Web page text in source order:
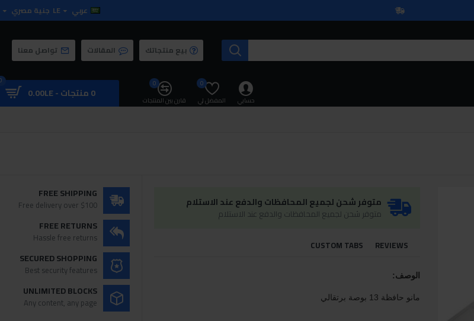
عربي LE جنية مصري
بيع منتجاتك المقالات تواصل معنا
حسابي المفضل لي
0
قارن بين المنتجات
0
0 منتجات - 0.00LE
متوفر شحن لجميع المحافظات والدفع عند الاستلام
متوفر شحن لجميع المحافظات والدفع عند الاستلام
REVIEWS
CUSTOM TABS
الوصف:
مانو حافظة 13 بوصة برتقالي
FREE SHIPPING
Free delivery over $100
FREE RETURNS
Hassle free returns
SECURED SHOPPING
Best security features
UNLIMITED BLOCKS
Any content, any page